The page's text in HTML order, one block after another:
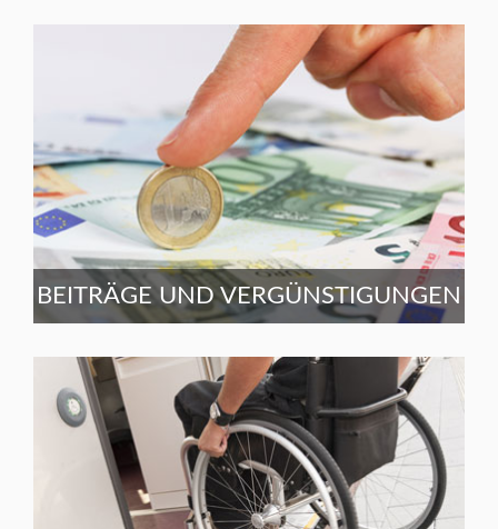
BEITRÄGE UND VERGÜNSTIGUNGEN